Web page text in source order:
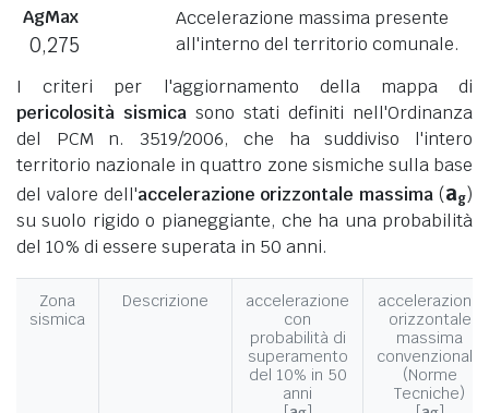
AgMax
0,275
Accelerazione massima presente
all'interno del territorio comunale.
I criteri per l'aggiornamento della mappa di
pericolosità sismica sono stati definiti nell'Ordinanza
del PCM n. 3519/2006, che ha suddiviso l'intero
territorio nazionale in quattro zone sismiche sulla base
del valore dell'accelerazione orizzontale massima (ag)
su suolo rigido o pianeggiante, che ha una probabilità
del 10% di essere superata in 50 anni.
Zona
sismica
Descrizione
accelerazione
con
probabilità di
superamento
del 10% in 50
anni
accelerazione
orizzontale
massima
convenzionale
(Norme
Tecniche)